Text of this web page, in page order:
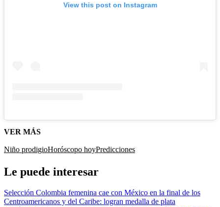
View this post on Instagram
VER MÁS
Niño prodigioHoróscopo hoyPredicciones
Le puede interesar
Selección Colombia femenina cae con México en la final de los
Centroamericanos y del Caribe: logran medalla de plata